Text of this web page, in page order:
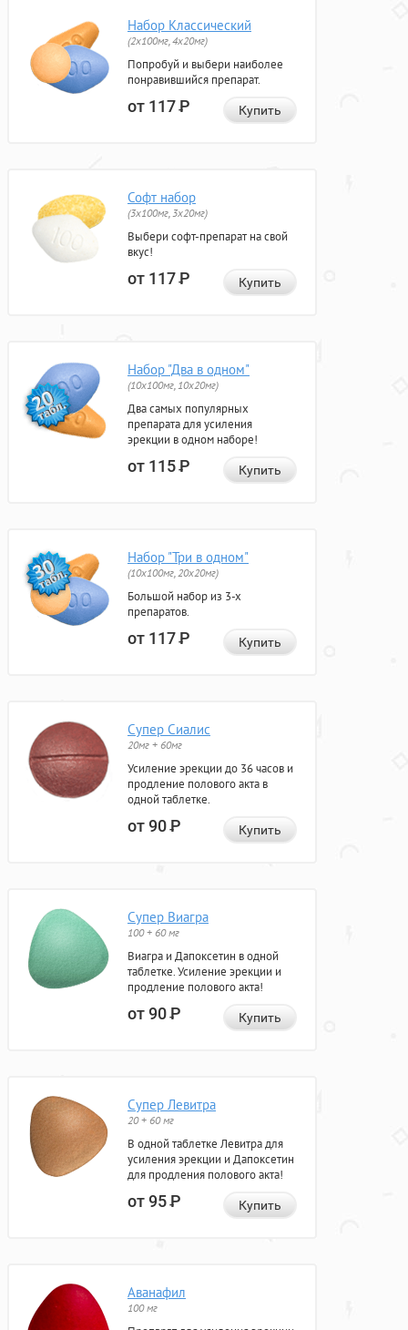
Набор Классический
(2x100мг, 4x20мг)
Попробуй и выбери наиболее
понравившийся препарат.
от 117Р Купить
Софт набор
(3x100мг, 3x20мг)
Выбери софт-препарат на свой
вкус!
от 117Р Купить
Набор "Два в одном"
(10x100мг, 10x20мг)
Два самых популярных
препарата для усиления
эрекции в одном наборе!
от 115Р Купить
Набор "Три в одном"
(10x100мг, 20x20мг)
Большой набор из 3-х
препаратов.
от 117Р Купить
Супер Сиалис
20мг + 60мг
Усиление эрекции до 36 часов и
продление полового акта в
одной таблетке.
от 90Р Купить
Супер Виагра
100 + 60 мг
Виагра и Дапоксетин в одной
таблетке. Усиление эрекции и
продление полового акта!
от 90Р Купить
Супер Левитра
20 + 60 мг
В одной таблетке Левитра для
усиления эрекции и Дапоксетин
для продления полового акта!
от 95Р Купить
Аванафил
100 мг